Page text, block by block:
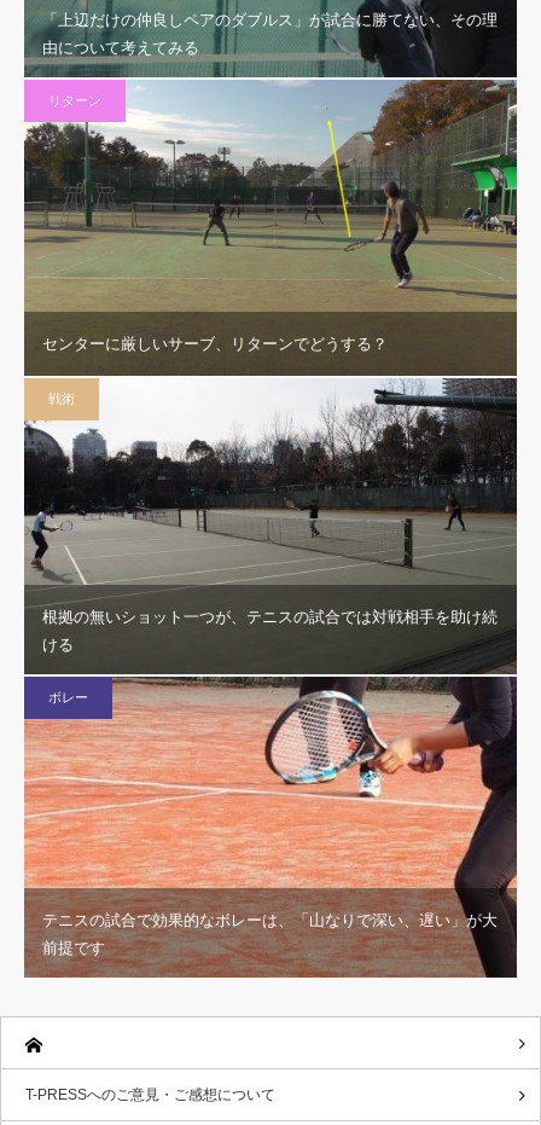
「上辺だけの仲良しペアのダブルス」が試合に勝てない、その理
由について考えてみる
リターン
センターに厳しいサーブ、リターンでどうする？
戦術
根拠の無いショット一つが、テニスの試合では対戦相手を助け続
ける
ボレー
テニスの試合で効果的なボレーは、「山なりで深い、遅い」が大
前提です
T-PRESSへのご意見・ご感想について